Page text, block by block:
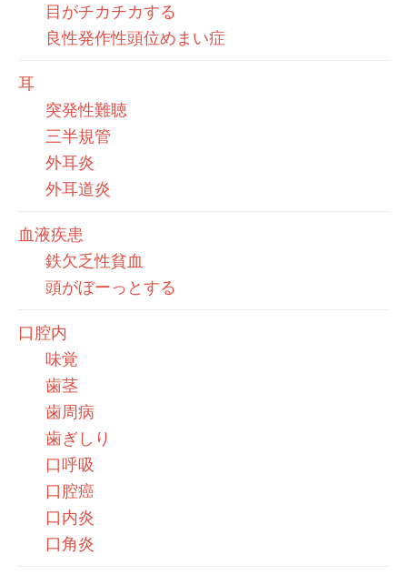
目がチカチカする
良性発作性頭位めまい症
耳
突発性難聴
三半規管
外耳炎
外耳道炎
血液疾患
鉄欠乏性貧血
頭がぼーっとする
口腔内
味覚
歯茎
歯周病
歯ぎしり
口呼吸
口腔癌
口内炎
口角炎